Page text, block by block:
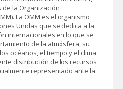
la Organización
La OMM es el organismo
Unidas que se dedica a la
internacionales en lo que se
de la atmósfera, su
océanos, el tiempo y el clima
distribución de los recursos
representado ante la